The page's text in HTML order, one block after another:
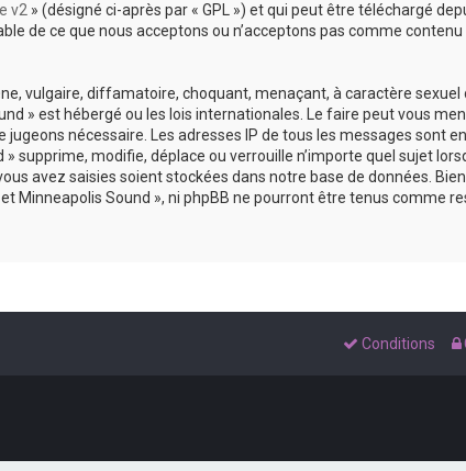
v2 » (désigné ci-après par « GPL ») et qui peut être téléchargé
de ce que nous acceptons ou n’acceptons pas comme
vulgaire, diffamatoire, choquant, menaçant, à caractère
» est hébergé ou les lois internationales. Le faire peut vous
nécessaire. Les adresses IP de tous les messages sont
supprime, modifie, déplace ou verrouille n’importe quel sujet
avez saisies soient stockées dans notre base de données.
Minneapolis Sound », ni phpBB ne pourront être tenus comme
Conditions